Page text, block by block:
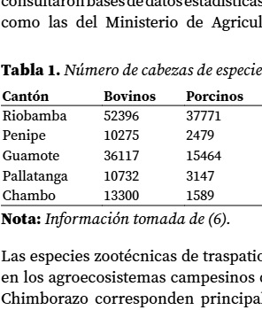
como las del Ministerio de
Tabla 1. Número de cabezas de especies
Nota: Información tomada de (6).
Cantón Bovinos
Porcinos
Riobamba
52396
37771
Penipe
10275
2479
Guamote
36117
15464
Pallatanga
10732
3147
Chambo
13300 1589
Las especies zootécnicas de traspatio que
en los agroecosistemas campesinos de
Chimborazo corresponden